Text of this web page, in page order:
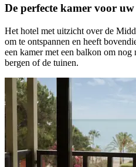
De perfecte kamer voor
Het hotel met uitzicht over de
om te ontspannen en heeft
een kamer met een balkon om nog
bergen of de tuinen.